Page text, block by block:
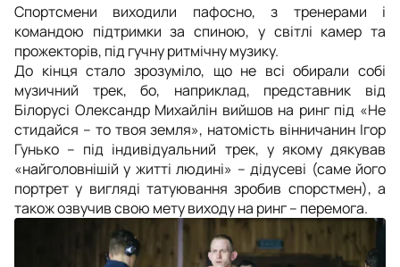
Спортсмени виходили пафосно, з тренерами і
командою підтримки за спиною, у світлі камер та
прожекторів, під гучну ритмічну музику.
До кінця стало зрозуміло, що не всі обирали собі
музичний трек, бо, наприклад, представник від
Білорусі Олександр Михайлін вийшов на ринг під «Не
стидайся – то твоя земля», натомість вінничанин Ігор
Гунько – під індивідуальний трек, у якому дякував
«найголовнішій у житті людині» – дідусеві (саме його
портрет у вигляді татуювання зробив спорстмен), а
також озвучив свою мету виходу на ринг – перемога.